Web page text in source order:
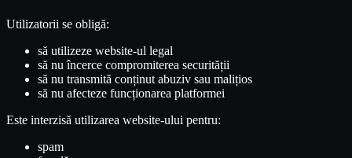
Utilizatorii se obligă:
să utilizeze website-ul legal
să nu încerce compromiterea securității
să nu transmită conținut abuziv sau malițios
să nu afecteze funcționarea platformei
Este interzisă utilizarea website-ului pentru:
spam